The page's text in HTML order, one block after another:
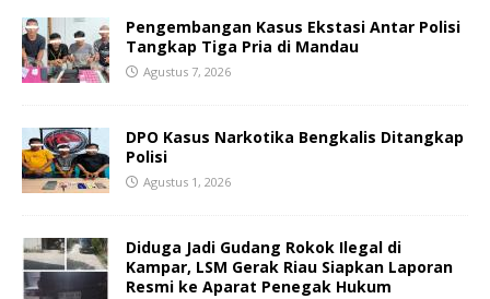
Pengembangan Kasus Ekstasi Antar Polisi
Tangkap Tiga Pria di Mandau
Agustus 7, 2026
DPO Kasus Narkotika Bengkalis Ditangkap
Polisi
Agustus 1, 2026
Diduga Jadi Gudang Rokok Ilegal di
Kampar, LSM Gerak Riau Siapkan Laporan
Resmi ke Aparat Penegak Hukum